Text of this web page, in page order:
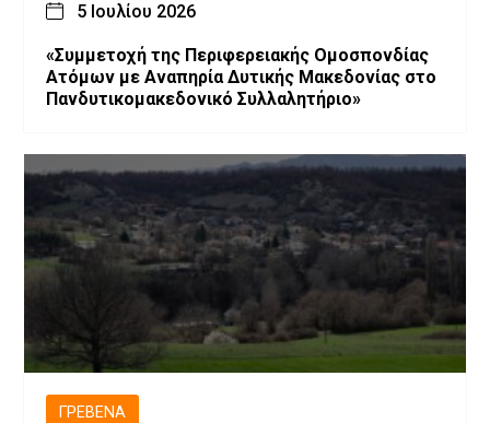
5 Ιουλίου 2026
«Συμμετοχή της Περιφερειακής Ομοσπονδίας
Ατόμων με Αναπηρία Δυτικής Μακεδονίας στο
Πανδυτικομακεδονικό Συλλαλητήριο»
ΓΡΕΒΕΝΆ